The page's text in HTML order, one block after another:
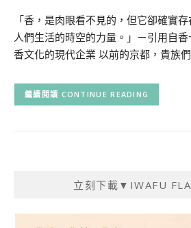
「香，是肉眼看不見的，但它卻確實
人們生活的時空的力量。」－引用自
香文化的現代企業 以前的京都，貴族
CONTINUE READING
立刻下載▼IWAFU